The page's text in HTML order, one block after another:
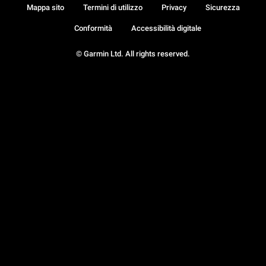
© Garmin Ltd. All rights reserved.
Mappa sito Termini di utilizzo Privacy Sicurezza
Conformità Accessibilità digitale